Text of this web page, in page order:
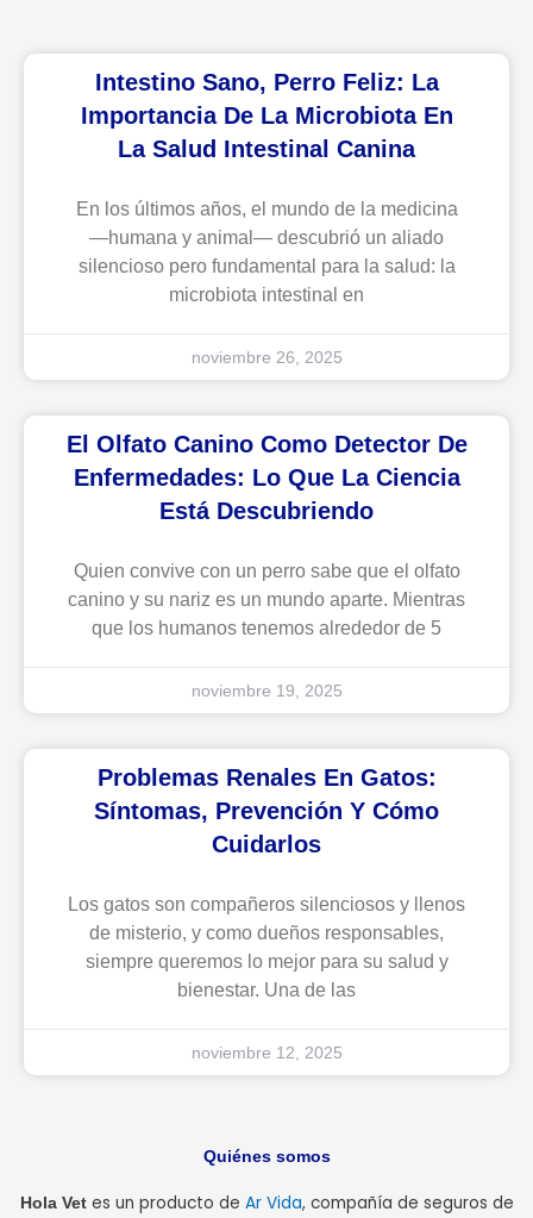
Intestino Sano, Perro Feliz: La
Importancia De La Microbiota En
La Salud Intestinal Canina
En los últimos años, el mundo de la medicina
—humana y animal— descubrió un aliado
silencioso pero fundamental para la salud: la
microbiota intestinal en
noviembre 26, 2025
El Olfato Canino Como Detector De
Enfermedades: Lo Que La Ciencia
Está Descubriendo
Quien convive con un perro sabe que el olfato
canino y su nariz es un mundo aparte. Mientras
que los humanos tenemos alrededor de 5
noviembre 19, 2025
Problemas Renales En Gatos:
Síntomas, Prevención Y Cómo
Cuidarlos
Los gatos son compañeros silenciosos y llenos
de misterio, y como dueños responsables,
siempre queremos lo mejor para su salud y
bienestar. Una de las
noviembre 12, 2025
Quiénes somos
Hola Vet es un producto de Ar Vida, compañía de seguros de